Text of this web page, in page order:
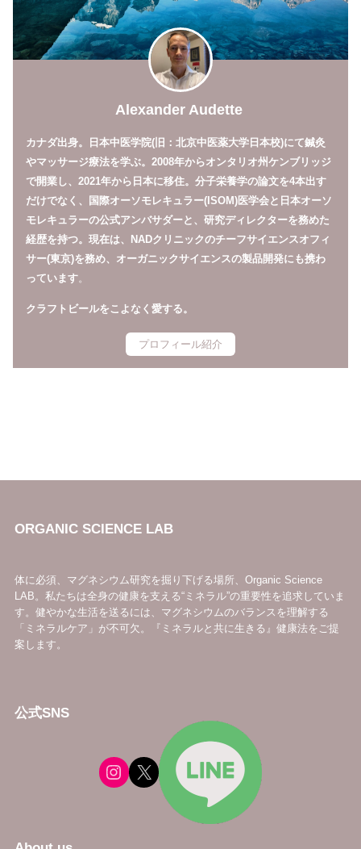
Alexander Audette
カナダ出身。日本中医学院(旧：北京中医薬大学日本校)にて鍼灸
やマッサージ療法を学ぶ。2008年からオンタリオ州ケンブリッジ
で開業し、2021年から日本に移住。分子栄養学の論文を4本出す
だけでなく、国際オーソモレキュラー(ISOM)医学会と日本オーソ
モレキュラーの公式アンバサダーと、研究ディレクターを務めた
経歴を持つ。現在は、NADクリニックのチーフサイエンスオフィ
サー(東京)を務め、オーガニックサイエンスの製品開発にも携わ
っています。
クラフトビールをこよなく愛する。
プロフィール紹介
ORGANIC SCIENCE LAB
体に必須、マグネシウム研究を掘り下げる場所、Organic Science
LAB。私たちは全身の健康を支える“ミネラル”の重要性を追求していま
す。健やかな生活を送るには、マグネシウムのバランスを理解する
「ミネラルケア」が不可欠。『ミネラルと共に生きる』健康法をご提
案します。
公式SNS